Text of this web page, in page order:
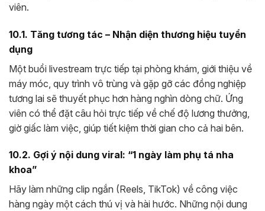
viên.
10.1. Tăng tương tác – Nhận diện thương hiệu tuyển
dụng
Một buổi livestream trực tiếp tại phòng khám, giới thiệu về
máy móc, quy trình vô trùng và gặp gỡ các đồng nghiệp
tương lai sẽ thuyết phục hơn hàng nghìn dòng chữ. Ứng
viên có thể đặt câu hỏi trực tiếp về chế độ lương thưởng,
giờ giấc làm việc, giúp tiết kiệm thời gian cho cả hai bên.
10.2. Gợi ý nội dung viral: “1 ngày làm phụ tá nha
khoa”
Hãy làm những clip ngắn (Reels, TikTok) về công việc
hàng ngày một cách thú vị và hài hước. Những nội dung